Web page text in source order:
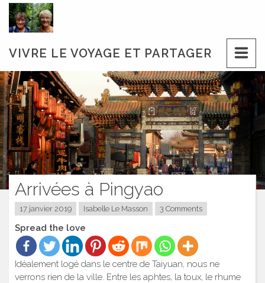
Skip
content
VIVRE LE VOYAGE ET PARTAGER
Arrivées à Pingyao
17 janvier 2019 Isabelle Le Masson 3 Comments
Spread the love
Idéalement logé dans le centre de Taiyuan, nous ne
verrons rien de la ville. Entre les aphtes, la toux, le rhume